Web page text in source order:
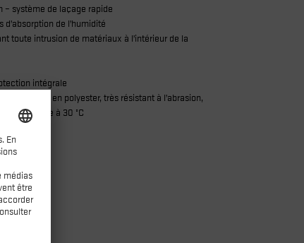
– système de laçage rapide
de l’humidité
toute intrusion de matériaux à l’intérieur de la
intégrale
| dessus en polyester, très résistant à l’abrasion,
| lavable à 30 °C